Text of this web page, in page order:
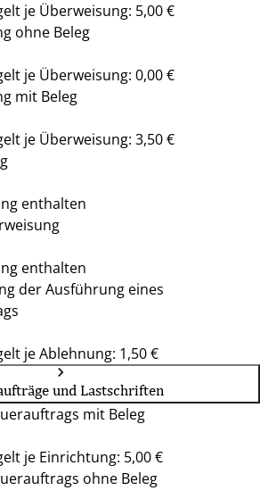
je Überweisung: 5,00 €
ohne Beleg
je Überweisung: 0,00 €
mit Beleg
je Überweisung: 3,50 €
enthalten
enthalten
der Ausführung eines
je Ablehnung: 1,50 €
und Lastschriften
mit Beleg
je Einrichtung: 5,00 €
ohne Beleg